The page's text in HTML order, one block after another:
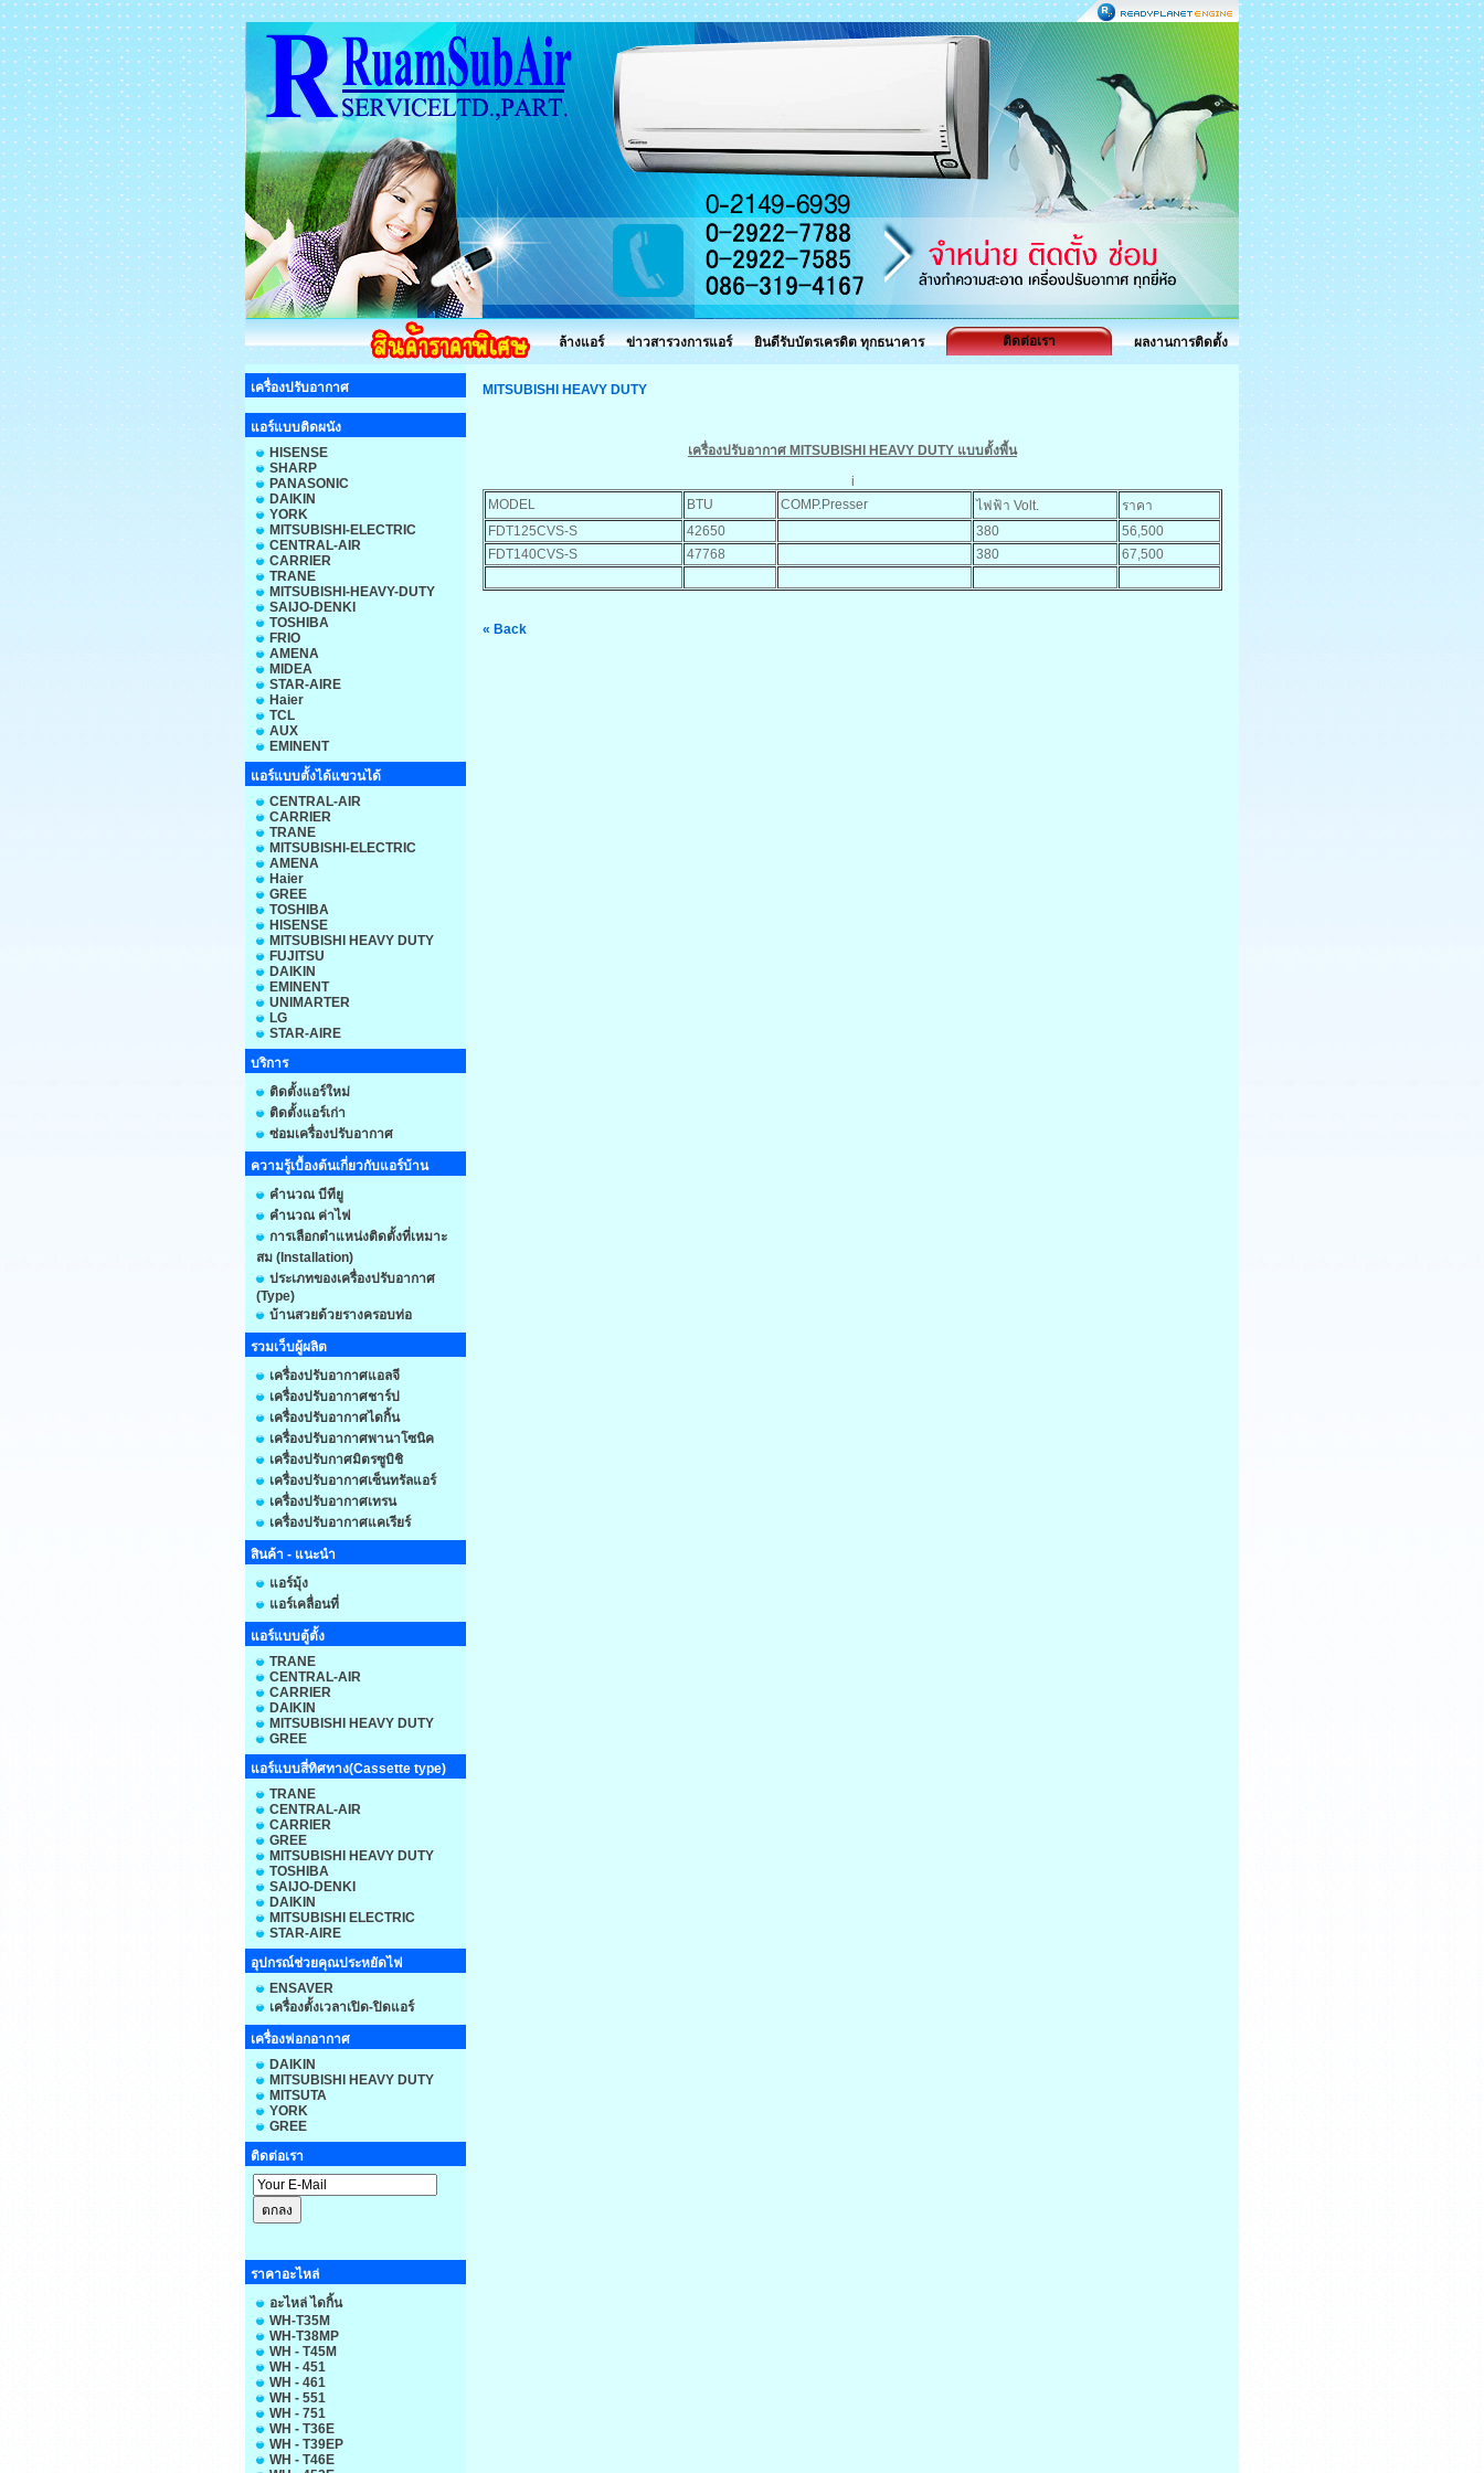
ล้างแอร์ ข่าวสารวงการแอร์ ยินดีรับบัตรเครดิต ทุกธนาคาร ติดต่อเรา ผลงานการติดตั้ง
เครื่องปรับอากาศ
แอร์แบบติดผนัง
HISENSE
SHARP
PANASONIC
DAIKIN
YORK
MITSUBISHI-ELECTRIC
CENTRAL-AIR
CARRIER
TRANE
MITSUBISHI-HEAVY-DUTY
SAIJO-DENKI
TOSHIBA
FRIO
AMENA
MIDEA
STAR-AIRE
Haier
TCL
AUX
EMINENT
แอร์แบบตั้งได้แขวนได้
CENTRAL-AIR
CARRIER
TRANE
MITSUBISHI-ELECTRIC
AMENA
Haier
GREE
TOSHIBA
HISENSE
MITSUBISHI HEAVY DUTY
FUJITSU
DAIKIN
EMINENT
UNIMARTER
LG
STAR-AIRE
บริการ
ติดตั้งแอร์ใหม่
ติดตั้งแอร์เก่า
ซ่อมเครื่องปรับอากาศ
ความรู้เบื้องต้นเกี่ยวกับแอร์บ้าน
คำนวณ บีทียู
คำนวณ ค่าไฟ
การเลือกตำแหน่งติดตั้งที่เหมาะ
สม (Installation)
ประเภทของเครื่องปรับอากาศ
(Type)
บ้านสวยด้วยรางครอบท่อ
รวมเว็บผู้ผลิต
เครื่องปรับอากาศแอลจี
เครื่องปรับอากาศชาร์ป
เครื่องปรับอากาศไดกิ้น
เครื่องปรับอากาศพานาโซนิค
เครื่องปรับกาศมิตรซูบิชิ
เครื่องปรับอากาศเซ็นทรัลแอร์
เครื่องปรับอากาศเทรน
เครื่องปรับอากาศแคเรียร์
สินค้า - แนะนำ
แอร์มุ้ง
แอร์เคลื่อนที่
แอร์แบบตู้ตั้ง
TRANE
CENTRAL-AIR
CARRIER
DAIKIN
MITSUBISHI HEAVY DUTY
GREE
แอร์แบบสี่ทิศทาง(Cassette type)
TRANE
CENTRAL-AIR
CARRIER
GREE
MITSUBISHI HEAVY DUTY
TOSHIBA
SAIJO-DENKI
DAIKIN
MITSUBISHI ELECTRIC
STAR-AIRE
อุปกรณ์ช่วยคุณประหยัดไฟ
ENSAVER
เครื่องตั้งเวลาเปิด-ปิดแอร์
เครื่องฟอกอากาศ
DAIKIN
MITSUBISHI HEAVY DUTY
MITSUTA
YORK
GREE
ติดต่อเรา
ราคาอะไหล่
อะไหล่ ไดกิ้น
WH-T35M
WH-T38MP
WH - T45M
WH - 451
WH - 461
WH - 551
WH - 751
WH - T36E
WH - T39EP
WH - T46E
MITSUBISHI HEAVY DUTY
เครื่องปรับอากาศ MITSUBISHI HEAVY DUTY แบบตั้งพี้น
i
MODEL
BTU COMP.Presser ไฟฟ้า Volt.
ราคา
FDT125CVS-S
42650 380
56,500
FDT140CVS-S
47768 380 67,500
« Back